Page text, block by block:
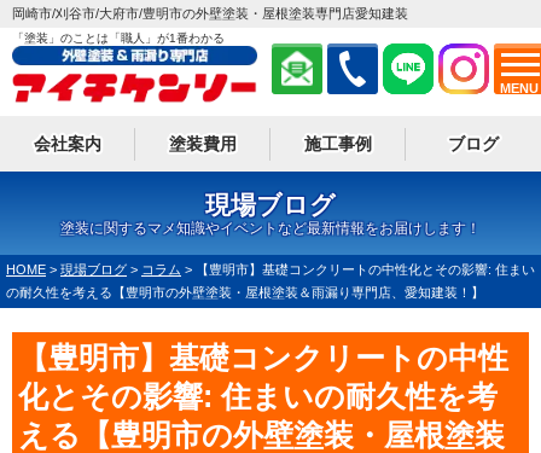
MENU
岡崎市/刈谷市/大府市/豊明市の外壁塗装・屋根塗装専門店愛知建装
「塗装」のことは「職人」が1番わかる
会社案内 塗装費用 施工事例 ブログ
現場ブログ
塗装に関するマメ知識やイベントなど最新情報をお届けします！
HOME > 現場ブログ > コラム >
【豊明市】基礎コンクリートの中性化とその影響: 住まい
の耐久性を考える【豊明市の外壁塗装・屋根塗装＆雨漏り専門店、愛知建装！】
【豊明市】基礎コンクリートの中性
化とその影響: 住まいの耐久性を考
える【豊明市の外壁塗装・屋根塗装